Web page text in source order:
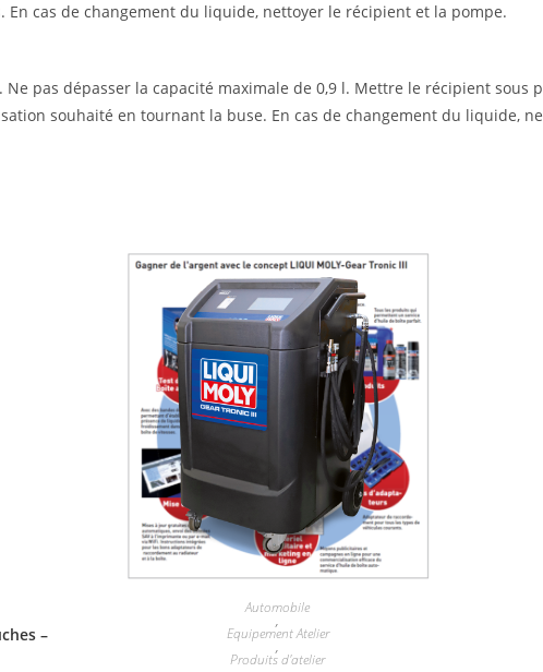
cas de changement du liquide, nettoyer le récipient et la pompe.
pas dépasser la capacité maximale de 0,9 l. Mettre le récipient sous
souhaité en tournant la buse. En cas de changement du liquide,
–
Automobile
,
Equipement Atelier
,
Produits d'atelier